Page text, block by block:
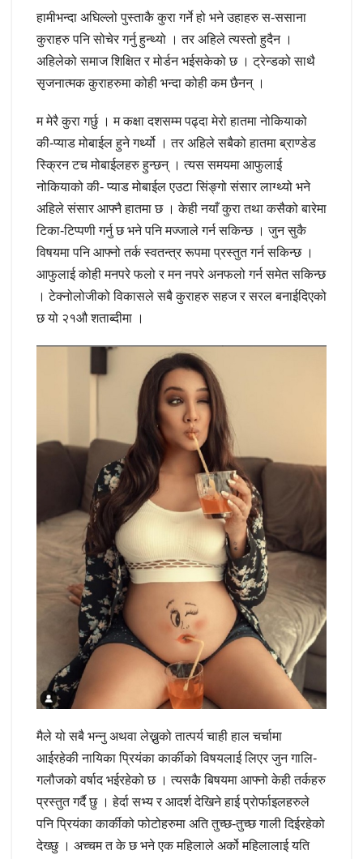
हामीभन्दा अघिल्लो पुस्ताकै कुरा गर्ने हो भने उहाहरु स-ससाना
कुराहरु पनि सोचेर गर्नु हुन्थ्यो । तर अहिले त्यस्तो हुदैन ।
अहिलेको समाज शिक्षित र मोर्डन भईसकेको छ । ट्रेन्डको साथै
सृजनात्मक कुराहरुमा कोही भन्दा कोही कम छैनन् ।
म मेरै कुरा गर्छु । म कक्षा दशसम्म पढ्दा मेरो हातमा नोकियाको
की-प्याड मोबाईल हुने गर्थ्यो । तर अहिले सबैको हातमा ब्राण्डेड
स्क्रिन टच मोबाईलहरु हुन्छन् । त्यस समयमा आफुलाई
नोकियाको की- प्याड मोबाईल एउटा सिंङ्गो संसार लाग्थ्यो भने
अहिले संसार आफ्नै हातमा छ । केही नयाँ कुरा तथा कसैको बारेमा
टिका-टिप्पणी गर्नु छ भने पनि मज्जाले गर्न सकिन्छ । जुन सुकै
विषयमा पनि आफ्नो तर्क स्वतन्त्र रूपमा प्रस्तुत गर्न सकिन्छ ।
आफुलाई कोही मनपरे फलो र मन नपरे अनफलो गर्न समेत सकिन्छ
। टेक्नोलोजीको विकासले सबै कुराहरु सहज र सरल बनाईदिएको
छ यो २१औ शताब्दीमा ।
मैले यो सबै भन्नु अथवा लेख्नुको तात्पर्य चाही हाल चर्चामा
आईरहेकी नायिका प्रियंका कार्कीको विषयलाई लिएर जुन गालि-
गलौजको वर्षाद भईरहेको छ । त्यसकै बिषयमा आफ्नो केही तर्कहरु
प्रस्तुत गर्दै छु । हेर्दा सभ्य र आदर्श देखिने हाई प्राेर्फाइलहरुले
पनि प्रियंका कार्कीको फोटोहरुमा अति तुच्छ-तुच्छ गाली दिईरहेको
देख्छु । अच्चम त के छ भने एक महिलाले अर्को महिलालाई यति